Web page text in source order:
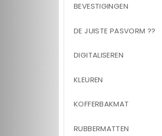
BEVESTIGINGEN
DE JUISTE PASVORM ??
DIGITALISEREN
KLEUREN
KOFFERBAKMAT
RUBBERMATTEN